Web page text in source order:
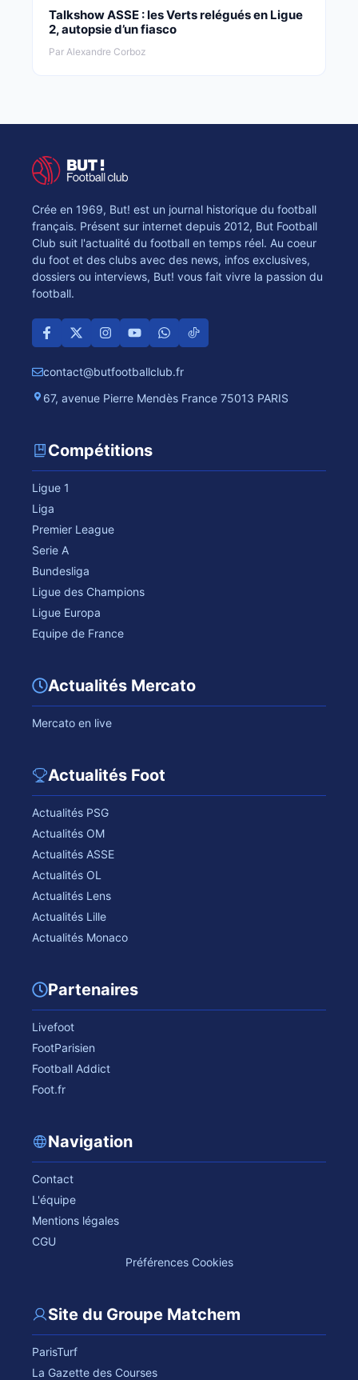
Talkshow ASSE : les Verts relégués en Ligue
2, autopsie d’un fiasco
Par Alexandre Corboz
Crée en 1969, But! est un journal historique du football
français. Présent sur internet depuis 2012, But Football
Club suit l'actualité du football en temps réel. Au coeur
du foot et des clubs avec des news, infos exclusives,
dossiers ou interviews, But! vous fait vivre la passion du
football.
contact@butfootballclub.fr
67, avenue Pierre Mendès France 75013 PARIS
Compétitions
Ligue 1
Liga
Premier League
Serie A
Bundesliga
Ligue des Champions
Ligue Europa
Equipe de France
Actualités Mercato
Mercato en live
Actualités Foot
Actualités PSG
Actualités OM
Actualités ASSE
Actualités OL
Actualités Lens
Actualités Lille
Actualités Monaco
Partenaires
Livefoot
FootParisien
Football Addict
Foot.fr
Navigation
Contact
L'équipe
Mentions légales
CGU
Préférences Cookies
Site du Groupe Matchem
ParisTurf
La Gazette des Courses